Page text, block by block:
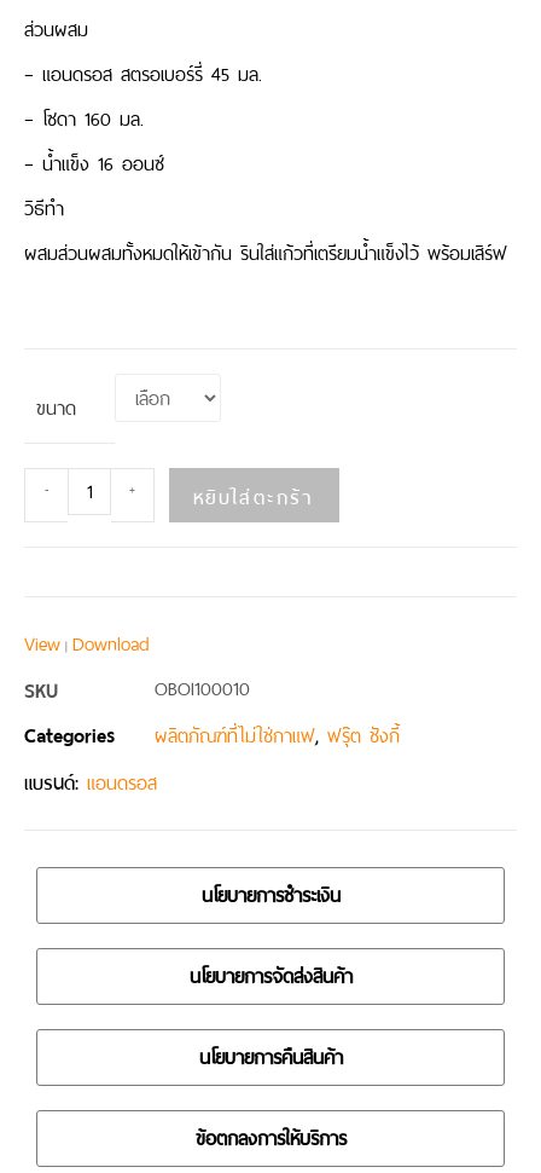
ส่วนผสม
– แอนดรอส สตรอเบอร์รี่ 45 มล.
– โซดา 160 มล.
– น้ำแข็ง 16 ออนซ์
วิธีทำ
ผสมส่วนผสมทั้งหมดให้เข้ากัน รินใส่แก้วที่เตรียมน้ำแข็งไว้ พร้อมเสิร์ฟ
ขนาด
- + หยิบใส่ตะกร้า
View | Download
SKU OBOI100010
Categories ผลิตภัณฑ์ที่ไม่ใช่กาแฟ, ฟรุ๊ต ชังกี้
แบรนด์: แอนดรอส
นโยบายการชำระเงิน
นโยบายการจัดส่งสินค้า
นโยบายการคืนสินค้า
ข้อตกลงการให้บริการ